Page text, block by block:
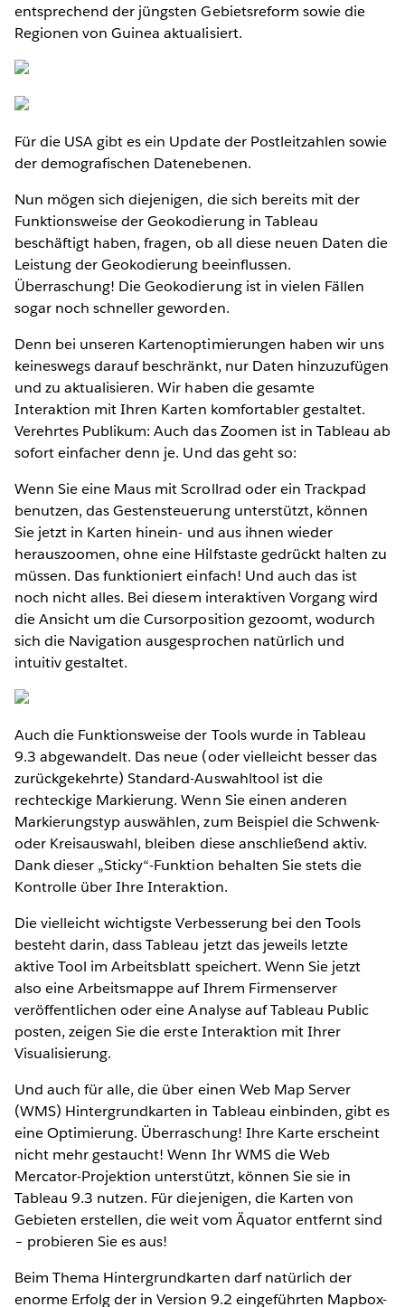
entsprechend der jüngsten Gebietsreform sowie die
Regionen von Guinea aktualisiert.
Für die USA gibt es ein Update der Postleitzahlen sowie
der demografischen Datenebenen.
Nun mögen sich diejenigen, die sich bereits mit der
Funktionsweise der Geokodierung in Tableau
beschäftigt haben, fragen, ob all diese neuen Daten die
Leistung der Geokodierung beeinflussen.
Überraschung! Die Geokodierung ist in vielen Fällen
sogar noch schneller geworden.
Denn bei unseren Kartenoptimierungen haben wir uns
keineswegs darauf beschränkt, nur Daten hinzuzufügen
und zu aktualisieren. Wir haben die gesamte
Interaktion mit Ihren Karten komfortabler gestaltet.
Verehrtes Publikum: Auch das Zoomen ist in Tableau ab
sofort einfacher denn je. Und das geht so:
Wenn Sie eine Maus mit Scrollrad oder ein Trackpad
benutzen, das Gestensteuerung unterstützt, können
Sie jetzt in Karten hinein- und aus ihnen wieder
herauszoomen, ohne eine Hilfstaste gedrückt halten zu
müssen. Das funktioniert einfach! Und auch das ist
noch nicht alles. Bei diesem interaktiven Vorgang wird
die Ansicht um die Cursorposition gezoomt, wodurch
sich die Navigation ausgesprochen natürlich und
intuitiv gestaltet.
Auch die Funktionsweise der Tools wurde in Tableau
9.3 abgewandelt. Das neue (oder vielleicht besser das
zurückgekehrte) Standard-Auswahltool ist die
rechteckige Markierung. Wenn Sie einen anderen
Markierungstyp auswählen, zum Beispiel die Schwenk-
oder Kreisauswahl, bleiben diese anschließend aktiv.
Dank dieser „Sticky“-Funktion behalten Sie stets die
Kontrolle über Ihre Interaktion.
Die vielleicht wichtigste Verbesserung bei den Tools
besteht darin, dass Tableau jetzt das jeweils letzte
aktive Tool im Arbeitsblatt speichert. Wenn Sie jetzt
also eine Arbeitsmappe auf Ihrem Firmenserver
veröffentlichen oder eine Analyse auf Tableau Public
posten, zeigen Sie die erste Interaktion mit Ihrer
Visualisierung.
Und auch für alle, die über einen Web Map Server
(WMS) Hintergrundkarten in Tableau einbinden, gibt es
eine Optimierung. Überraschung! Ihre Karte erscheint
nicht mehr gestaucht! Wenn Ihr WMS die Web
Mercator-Projektion unterstützt, können Sie sie in
Tableau 9.3 nutzen. Für diejenigen, die Karten von
Gebieten erstellen, die weit vom Äquator entfernt sind
– probieren Sie es aus!
Beim Thema Hintergrundkarten darf natürlich der
enorme Erfolg der in Version 9.2 eingeführten Mapbox-